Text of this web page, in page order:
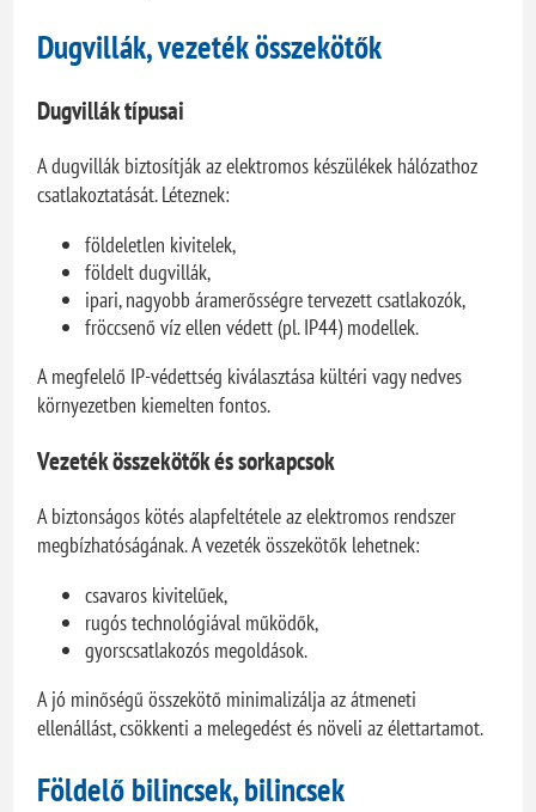
Dugvillák, vezeték összekötők
Dugvillák típusai
A dugvillák biztosítják az elektromos készülékek hálózathoz
csatlakoztatását. Léteznek:
földeletlen kivitelek,
földelt dugvillák,
ipari, nagyobb áramerősségre tervezett csatlakozók,
fröccsenő víz ellen védett (pl. IP44) modellek.
A megfelelő IP-védettség kiválasztása kültéri vagy nedves
környezetben kiemelten fontos.
Vezeték összekötők és sorkapcsok
A biztonságos kötés alapfeltétele az elektromos rendszer
megbízhatóságának. A vezeték összekötők lehetnek:
csavaros kivitelűek,
rugós technológiával működők,
gyorscsatlakozós megoldások.
A jó minőségű összekötő minimalizálja az átmeneti
ellenállást, csökkenti a melegedést és növeli az élettartamot.
Földelő bilincsek, bilincsek